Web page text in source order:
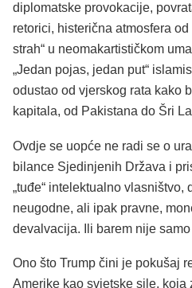
diplomatske provokacije,
retorici, histerična atmosfera
strah“ u neomakartističkom
„Jedan pojas, jedan put“
odustao od vjerskog rata kako
kapitala, od Pakistana do Šri
Ovdje se uopće ne radi se o
bilance Sjedinjenih Država i
„tuđe“ intelektualno vlasništvo,
neugodne, ali ipak pravne,
devalvacija. Ili barem nije
Ono što Trump čini je pokušaj
Amerike kao svjetske sile, koja